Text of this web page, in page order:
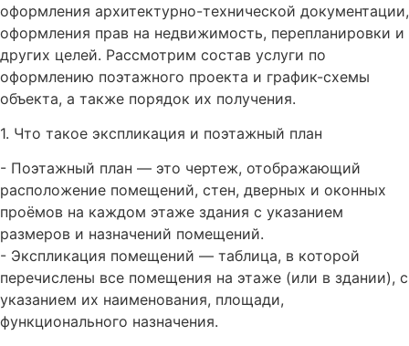
оформления архитектурно-технической документации,
оформления прав на недвижимость, перепланировки и
других целей. Рассмотрим состав услуги по
оформлению поэтажного проекта и график-схемы
объекта, а также порядок их получения.
1. Что такое экспликация и поэтажный план
- Поэтажный план — это чертеж, отображающий
расположение помещений, стен, дверных и оконных
проёмов на каждом этаже здания с указанием
размеров и назначений помещений.
- Экспликация помещений — таблица, в которой
перечислены все помещения на этаже (или в здании), с
указанием их наименования, площади,
функционального назначения.